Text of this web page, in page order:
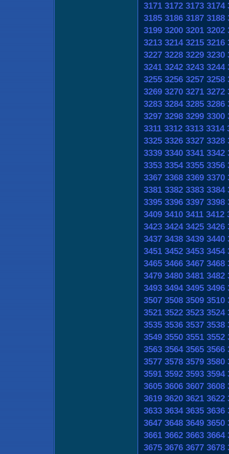
3171 3172 3173 3174
3185 3186 3187 3188
3199 3200 3201 3202
3213 3214 3215 3216
3227 3228 3229 3230
3241 3242 3243 3244
3255 3256 3257 3258
3269 3270 3271 3272
3283 3284 3285 3286
3297 3298 3299 3300
3311 3312 3313 3314
3325 3326 3327 3328
3339 3340 3341 3342
3353 3354 3355 3356
3367 3368 3369 3370
3381 3382 3383 3384
3395 3396 3397 3398
3409 3410 3411 3412
3423 3424 3425 3426
3437 3438 3439 3440
3451 3452 3453 3454
3465 3466 3467 3468
3479 3480 3481 3482
3493 3494 3495 3496
3507 3508 3509 3510
3521 3522 3523 3524
3535 3536 3537 3538
3549 3550 3551 3552
3563 3564 3565 3566
3577 3578 3579 3580
3591 3592 3593 3594
3605 3606 3607 3608
3619 3620 3621 3622
3633 3634 3635 3636
3647 3648 3649 3650
3661 3662 3663 3664
3675 3676 3677 3678